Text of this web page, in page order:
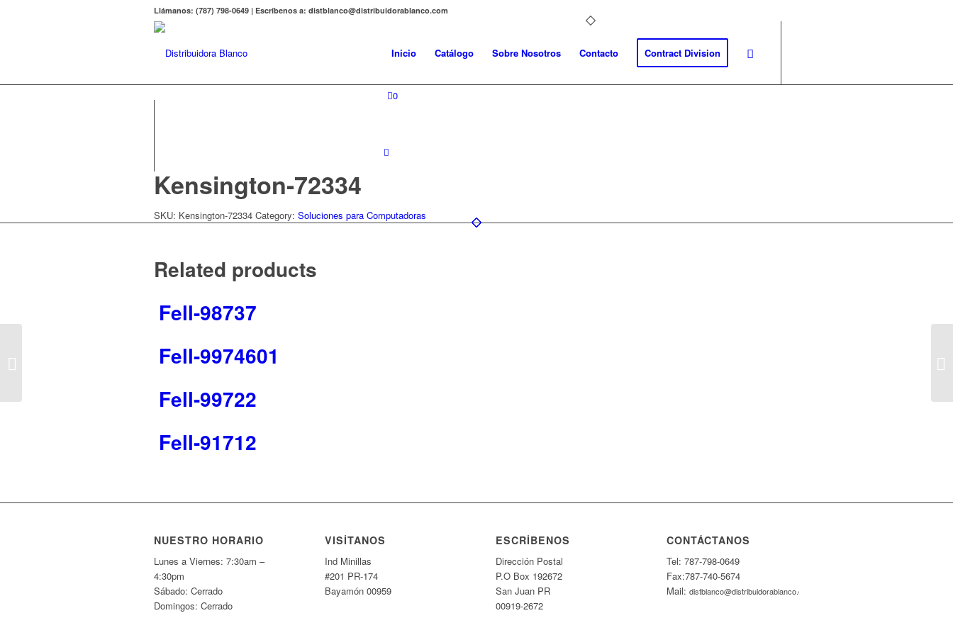
Llámanos: (787) 798-0649 | Escríbenos a: distblanco@distribuidorablanco.com
Inicio Catálogo Sobre Nosotros Contacto Contract Division
0
Kensington-72334
SKU: Kensington-72334 Category: Soluciones para Computadoras
Related products
Fell-98737
Fell-9974601
Fell-99722
Fell-91712
NUESTRO HORARIO
Lunes a Viernes: 7:30am –
4:30pm
Sábado: Cerrado
Domingos: Cerrado
VISÍTANOS
Ind Minillas
#201 PR-174
Bayamón 00959
ESCRÍBENOS
Dirección Postal
P.O Box 192672
San Juan PR
00919-2672
CONTÁCTANOS
Tel: 787-798-0649
Fax:787-740-5674
Mail:distblanco@distribuidorablanco.com